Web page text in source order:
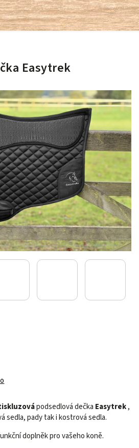
Easytrek
podsedlová dečka Easytrek,
sedla, pady tak i kostrová sedla.
doplněk pro vašeho koně.